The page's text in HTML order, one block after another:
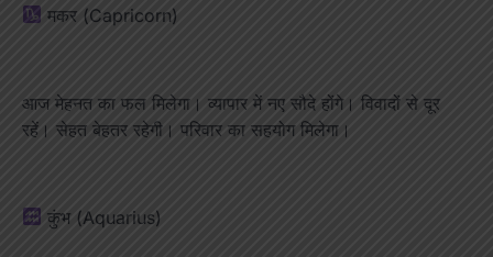
मकर (Capricorn)
आज मेहनत का फल मिलेगा। व्यापार में नए सौदे होंगे। विवादों से दूर
रहें। सेहत बेहतर रहेगी। परिवार का सहयोग मिलेगा।
कुंभ (Aquarius)